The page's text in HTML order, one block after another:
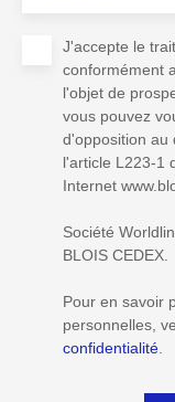
J'accepte le
conformément
l'objet de
vous pouvez
d'opposition au
l'article L223-1
Internet
Société
BLOIS CEDEX.
Pour en savoir
personnelles,
confidentialité